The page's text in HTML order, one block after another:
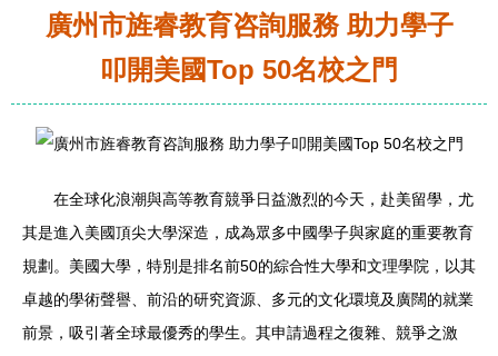
廣州市旌睿教育咨詢服務 助力學子
叩開美國Top 50名校之門
在全球化浪潮與高等教育競爭日益激烈的今天，赴美留學，尤
其是進入美國頂尖大學深造，成為眾多中國學子與家庭的重要教育
規劃。美國大學，特別是排名前50的綜合性大學和文理學院，以其
卓越的學術聲譽、前沿的研究資源、多元的文化環境及廣闊的就業
前景，吸引著全球最優秀的學生。其申請過程之復雜、競爭之激